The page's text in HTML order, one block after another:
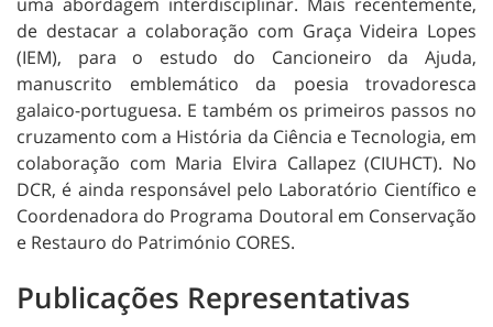
de destacar a colaboração com Graça Videira Lopes
(IEM), para o estudo do Cancioneiro da Ajuda,
manuscrito emblemático da poesia trovadoresca
galaico-portuguesa. E também os primeiros passos no
cruzamento com a História da Ciência e Tecnologia, em
colaboração com Maria Elvira Callapez (CIUHCT). No
DCR, é ainda responsável pelo Laboratório Científico e
Coordenadora do Programa Doutoral em Conservação
e Restauro do Património CORES.
Publicações Representativas